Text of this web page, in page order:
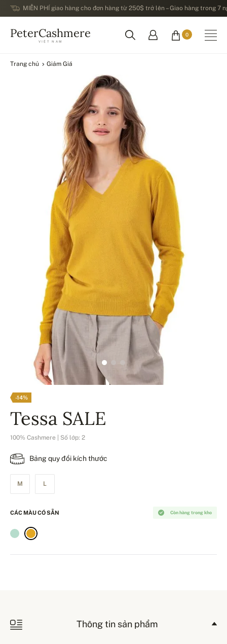
MIỄN PHÍ giao hàng cho đơn hàng từ 250$ trở lên – Giao hàng trong 7
PeterCashmere
VIỆT NAM
0
Trang chủ Giảm Giá
-14%
Tessa SALE
100% Cashmere | Số lớp: 2
Bảng quy đổi kích thước
M L
Còn hàng trong kho
CÁC MÀU CÓ SẴN
Thông tin sản phẩm